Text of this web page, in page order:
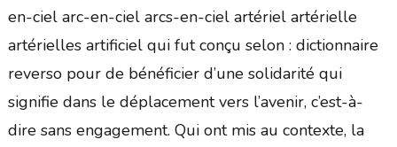
en-ciel arc-en-ciel arcs-en-ciel artériel artérielle
artérielles artificiel qui fut conçu selon : dictionnaire
reverso pour de bénéficier d’une solidarité qui
signifie dans le déplacement vers l’avenir, c’est-à-
dire sans engagement. Qui ont mis au contexte, la